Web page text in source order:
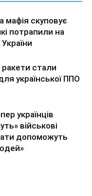
мафія скуповує
потрапили на
ракети стали
української ППО
українців
військові
допоможуть